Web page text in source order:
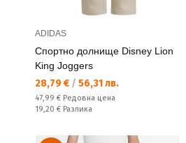
ADIDAS
Спортно долнище Disney Lion
King Joggers
Текуща цена:
28,79 € / 56,31 лв.
Редовна цена:
47,99 € Редовна цена
Спестявате:
19,20 € Разлика